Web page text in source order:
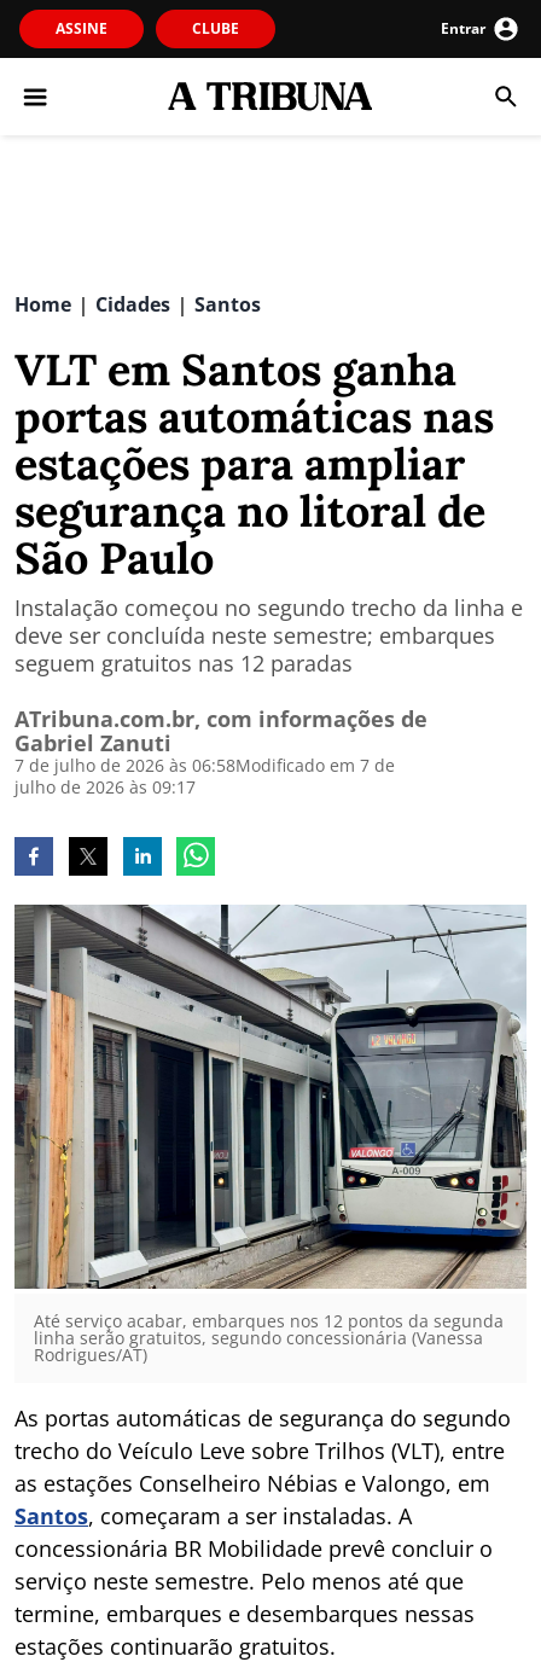
ASSINE CLUBE Entrar
Home | Cidades | Santos
VLT em Santos ganha
portas automáticas nas
estações para ampliar
segurança no litoral de
São Paulo
Instalação começou no segundo trecho da linha e
deve ser concluída neste semestre; embarques
seguem gratuitos nas 12 paradas
ATribuna.com.br, com informações de
Gabriel Zanuti
7 de julho de 2026 às 06:58Modificado em 7 de
julho de 2026 às 09:17
Até serviço acabar, embarques nos 12 pontos da segunda
linha serão gratuitos, segundo concessionária (Vanessa
Rodrigues/AT)
As portas automáticas de segurança do segundo
trecho do Veículo Leve sobre Trilhos (VLT), entre
as estações Conselheiro Nébias e Valongo, em
Santos, começaram a ser instaladas. A
concessionária BR Mobilidade prevê concluir o
serviço neste semestre. Pelo menos até que
termine, embarques e desembarques nessas
estações continuarão gratuitos.